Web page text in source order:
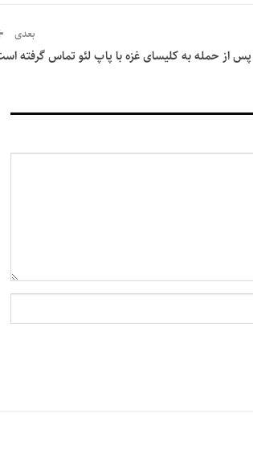
بعدی
پس از حمله به کلیسای غزه با پاپ لئو تماس گرفته